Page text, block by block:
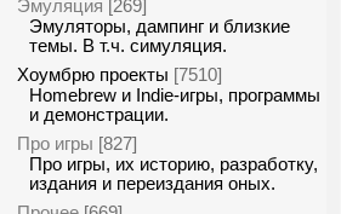
Эмуляция [269]
Эмуляторы, дампинг и близкие
темы. В т.ч. симуляция.
Хоумбрю проекты [7510]
Homebrew и Indie-игры, программы
и демонстрации.
Про игры [827]
Про игры, их историю, разработку,
издания и переиздания оных.